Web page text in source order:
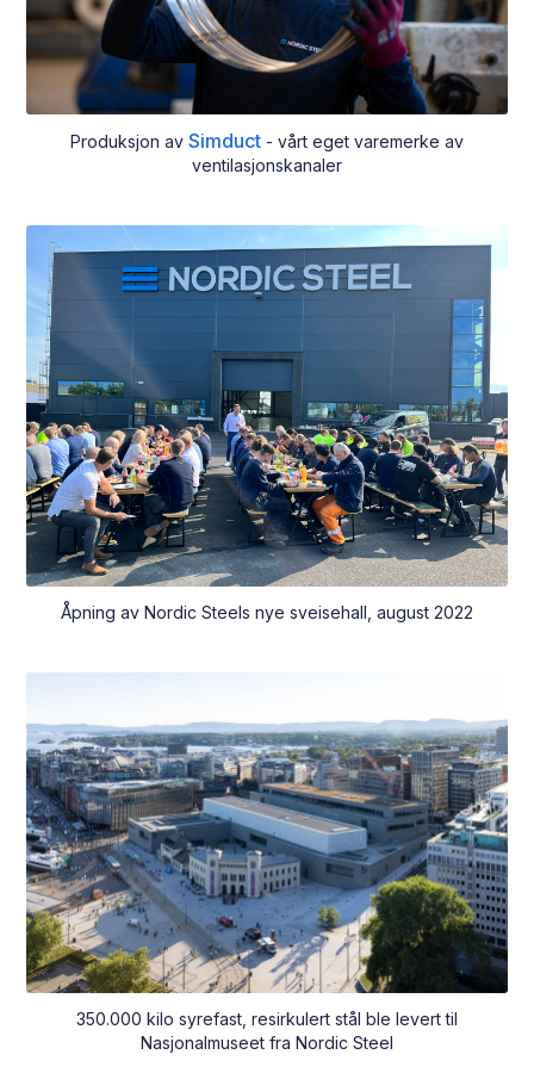
Produksjon av Simduct - vårt eget varemerke av
ventilasjonskanaler
Åpning av Nordic Steels nye sveisehall, august 2022
350.000 kilo syrefast, resirkulert stål ble levert til
Nasjonalmuseet fra Nordic Steel